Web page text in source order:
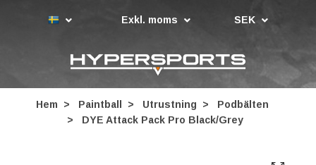
Exkl. moms SEK
Hem Paintball Utrustning
Podbälten
DYE Attack Pack Pro Black/Grey